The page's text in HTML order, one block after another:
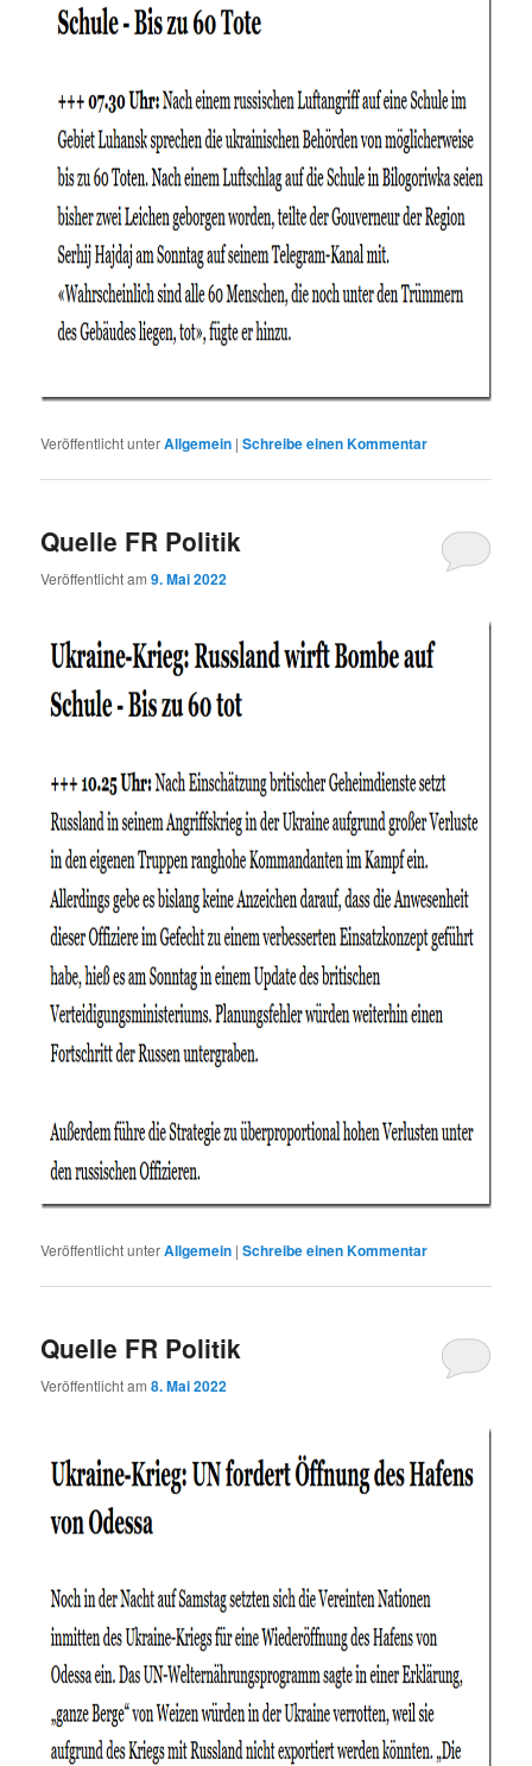
Veröffentlicht unterAllgemein |Schreibe einen Kommentar
Quelle FR Politik
Veröffentlicht am9. Mai 2022
Veröffentlicht unterAllgemein |Schreibe einen Kommentar
Quelle FR Politik
Veröffentlicht am8. Mai 2022